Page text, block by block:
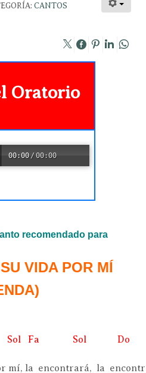
CANTOS
Oratorio
00:00 /00:00
recomendado para
VIDA POR MÍ
Fa Sol Do
mí, la encontrará, la